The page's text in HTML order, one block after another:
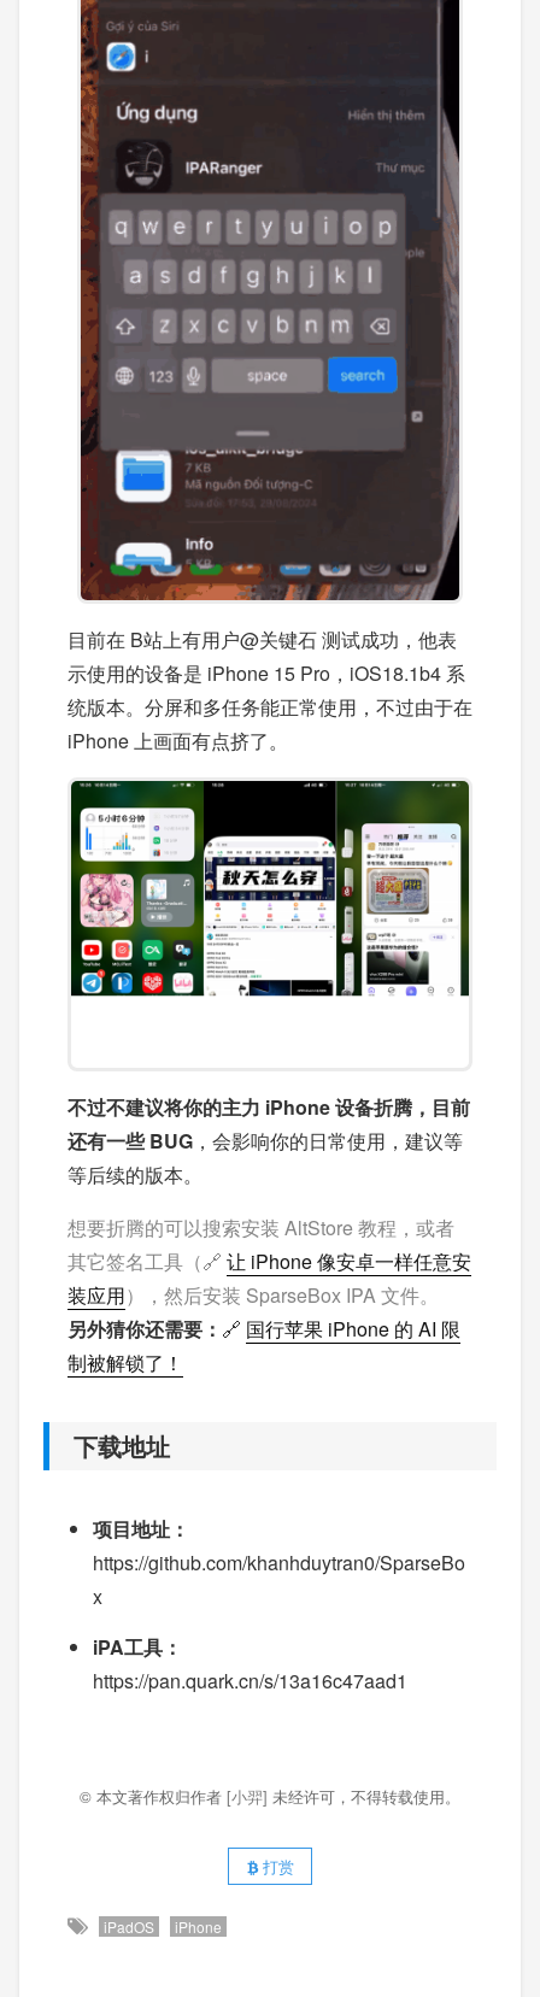
目前在 B站上有用户@关键石 测试成功，他表
示使用的设备是 iPhone 15 Pro，iOS18.1b4 系
统版本。分屏和多任务能正常使用，不过由于在
iPhone 上画面有点挤了。
不过不建议将你的主力 iPhone 设备折腾，目前
还有一些 BUG ，会影响你的日常使用，建议等
等后续的版本。
想要折腾的可以搜索安装 AltStore 教程，或者
其它签名工具（🔗 让 iPhone 像安卓一样任意安
装应用），然后安装 SparseBox IPA 文件。
另外猜你还需要： 🔗 国行苹果 iPhone 的 AI 限
制被解锁了！
下载地址
项目地址：
https://github.com/khanhduytran0/SparseBo
x
iPA工具：
https://pan.quark.cn/s/13a16c47aad1
© 本文著作权归作者 [小羿] 未经许可，不得转载使用。
打赏
iPadOS iPhone